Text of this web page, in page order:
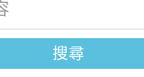
競賽』實施計
果(第11招)】
1學期第7次
果(第3招)】
搜尋